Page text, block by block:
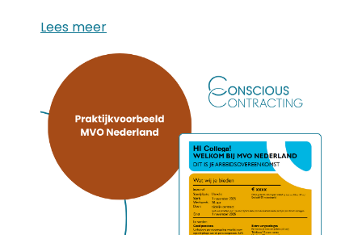
Lees meer